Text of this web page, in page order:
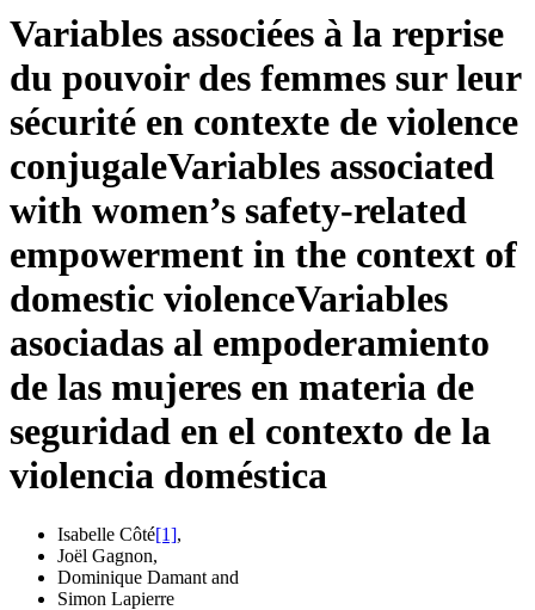
Variables associées à la reprise
du pouvoir des femmes sur leur
sécurité en contexte de violence
conjugaleVariables associated
with women’s safety-related
empowerment in the context of
domestic violenceVariables
asociadas al empoderamiento
de las mujeres en materia de
seguridad en el contexto de la
violencia doméstica
Isabelle Côté[1],
Joël Gagnon,
Dominique Damant and
Simon Lapierre